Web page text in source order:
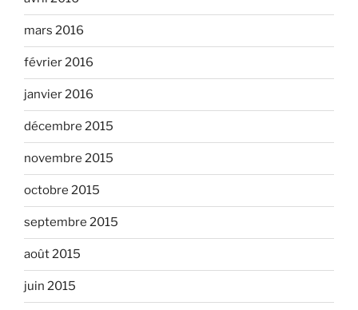
mars 2016
février 2016
janvier 2016
décembre 2015
novembre 2015
octobre 2015
septembre 2015
août 2015
juin 2015